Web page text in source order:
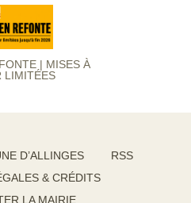
| MISES À
LIMITÉES
D’ALLINGES
RSS
& CRÉDITS
LA MAIRIE